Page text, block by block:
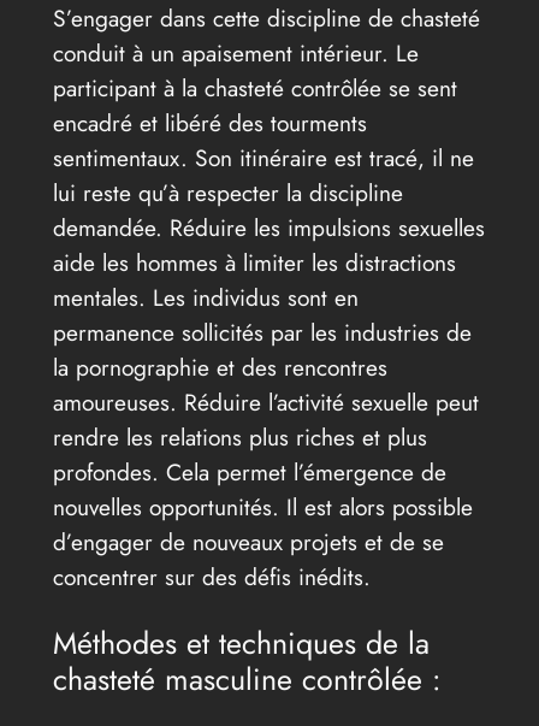
S’engager dans cette discipline de chasteté
conduit à un apaisement intérieur. Le
participant à la chasteté contrôlée se sent
encadré et libéré des tourments
sentimentaux. Son itinéraire est tracé, il ne
lui reste qu’à respecter la discipline
demandée. Réduire les impulsions sexuelles
aide les hommes à limiter les distractions
mentales. Les individus sont en
permanence sollicités par les industries de
la pornographie et des rencontres
amoureuses. Réduire l’activité sexuelle peut
rendre les relations plus riches et plus
profondes. Cela permet l’émergence de
nouvelles opportunités. Il est alors possible
d’engager de nouveaux projets et de se
concentrer sur des défis inédits.
Méthodes et techniques de la
chasteté masculine contrôlée :